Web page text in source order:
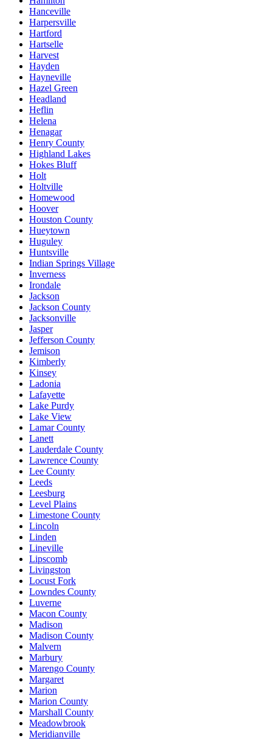
Hanceville
Harpersville
Hartford
Hartselle
Harvest
Hayden
Hayneville
Hazel Green
Headland
Heflin
Helena
Henagar
Henry County
Highland Lakes
Hokes Bluff
Holt
Holtville
Homewood
Hoover
Houston County
Hueytown
Huguley
Huntsville
Indian Springs Village
Inverness
Irondale
Jackson
Jackson County
Jacksonville
Jasper
Jefferson County
Jemison
Kimberly
Kinsey
Ladonia
Lafayette
Lake Purdy
Lake View
Lamar County
Lanett
Lauderdale County
Lawrence County
Lee County
Leeds
Leesburg
Level Plains
Limestone County
Lincoln
Linden
Lineville
Lipscomb
Livingston
Locust Fork
Lowndes County
Luverne
Macon County
Madison
Madison County
Malvern
Marbury
Marengo County
Margaret
Marion
Marion County
Marshall County
Meadowbrook
Meridianville